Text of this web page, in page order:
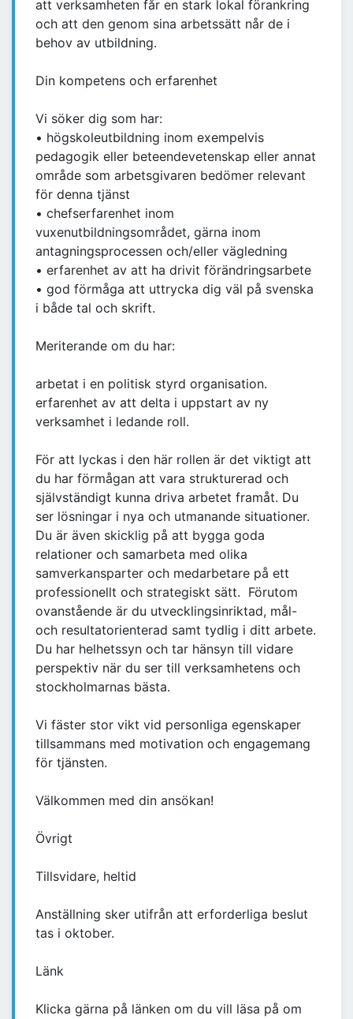
att verksamheten får en stark lokal förankring
och att den genom sina arbetssätt når de i
behov av utbildning.
Din kompetens och erfarenhet
Vi söker dig som har:
• högskoleutbildning inom exempelvis
pedagogik eller beteendevetenskap eller annat
område som arbetsgivaren bedömer relevant
för denna tjänst
• chefserfarenhet inom
vuxenutbildningsområdet, gärna inom
antagningsprocessen och/eller vägledning
• erfarenhet av att ha drivit förändringsarbete
• god förmåga att uttrycka dig väl på svenska
i både tal och skrift.
Meriterande om du har:
arbetat i en politisk styrd organisation.
erfarenhet av att delta i uppstart av ny
verksamhet i ledande roll.
För att lyckas i den här rollen är det viktigt att
du har förmågan att vara strukturerad och
självständigt kunna driva arbetet framåt. Du
ser lösningar i nya och utmanande situationer.
Du är även skicklig på att bygga goda
relationer och samarbeta med olika
samverkansparter och medarbetare på ett
professionellt och strategiskt sätt. Förutom
ovanstående är du utvecklingsinriktad, mål-
och resultatorienterad samt tydlig i ditt arbete.
Du har helhetssyn och tar hänsyn till vidare
perspektiv när du ser till verksamhetens och
stockholmarnas bästa.
Vi fäster stor vikt vid personliga egenskaper
tillsammans med motivation och engagemang
för tjänsten.
Välkommen med din ansökan!
Övrigt
Tillsvidare, heltid
Anställning sker utifrån att erforderliga beslut
tas i oktober.
Länk
Klicka gärna på länken om du vill läsa på om